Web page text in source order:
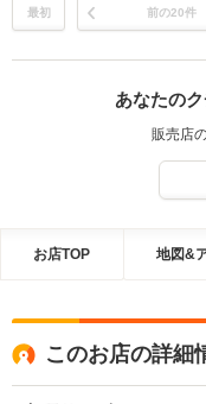
最初 前の20件
あなたの
販売店
お店TOP 地図&
このお店の詳細